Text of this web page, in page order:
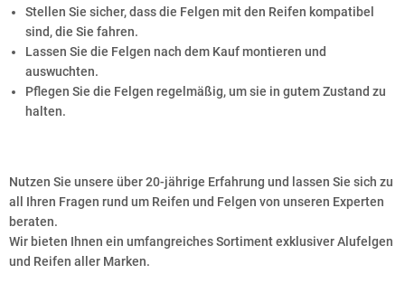
Stellen Sie sicher, dass die Felgen mit den Reifen kompatibel
sind, die Sie fahren.
Lassen Sie die Felgen nach dem Kauf montieren und
auswuchten.
Pflegen Sie die Felgen regelmäßig, um sie in gutem Zustand zu
halten.
Nutzen Sie unsere über 20-jährige Erfahrung und lassen Sie sich zu
all Ihren Fragen rund um Reifen und Felgen von unseren Experten
beraten.
Wir bieten Ihnen ein umfangreiches Sortiment exklusiver Alufelgen
und Reifen aller Marken.